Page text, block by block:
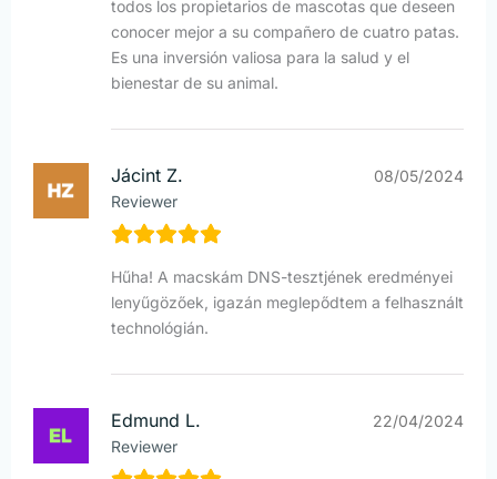
todos los propietarios de mascotas que deseen
conocer mejor a su compañero de cuatro patas.
Es una inversión valiosa para la salud y el
bienestar de su animal.
Jácint Z.
Reviewer
08/05/2024
Hűha! A macskám DNS-tesztjének eredményei
lenyűgözőek, igazán meglepődtem a felhasznált
technológián.
Edmund L.
Reviewer
22/04/2024